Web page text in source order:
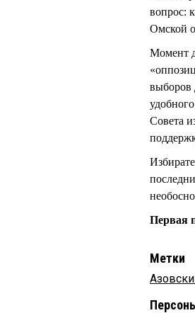
вопрос:
Омской
Момент
выборов
Совета
Первая
Метки